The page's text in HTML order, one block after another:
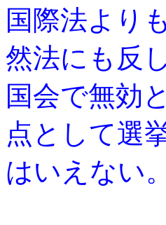
国際法より
然法にも反
国会で無効
点として選
はいえない。